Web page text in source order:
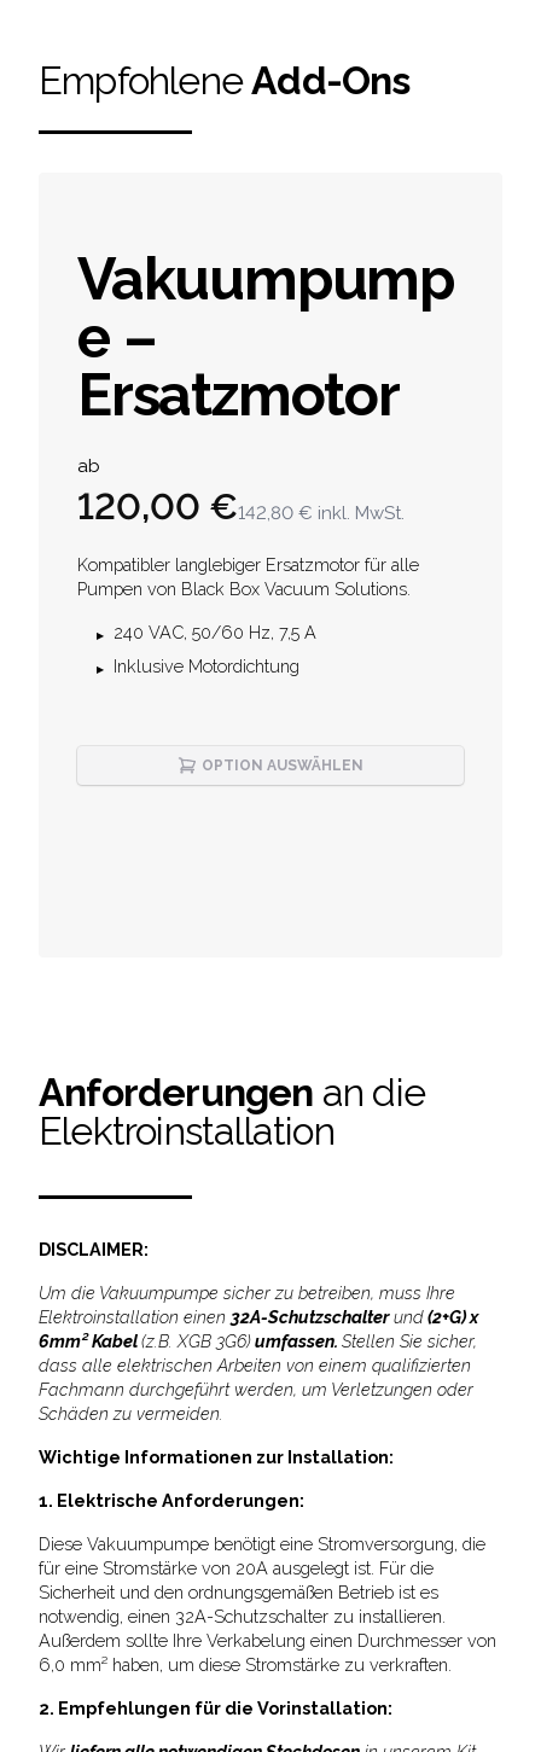
EmpfohleneAdd-Ons
Vakuumpump
e –
Ersatzmotor
Product information
ab
120,00 €142,80 € inkl. MwSt.
Description
Kompatibler langlebiger Ersatzmotor für alle
Pumpen von Black Box Vacuum Solutions.
240 VAC, 50/60 Hz, 7,5 A
Inklusive Motordichtung
OPTION AUSWÄHLEN
Anforderungen an die
Elektroinstallation
DISCLAIMER:
Um die Vakuumpumpe sicher zu betreiben, muss Ihre
Elektroinstallation einen 32A-Schutzschalterund(2+G) x
6mm² Kabel(z.B. XGB 3G6)umfassen. Stellen Sie sicher,
dass alle elektrischen Arbeiten von einem qualifizierten
Fachmann durchgeführt werden, um Verletzungen oder
Schäden zu vermeiden.
Wichtige Informationen zur Installation:
1. Elektrische Anforderungen:
Diese Vakuumpumpe benötigt eine Stromversorgung, die
für eine Stromstärke von 20A ausgelegt ist. Für die
Sicherheit und den ordnungsgemäßen Betrieb ist es
notwendig, einen 32A-Schutzschalter zu installieren.
Außerdem sollte Ihre Verkabelung einen Durchmesser von
6,0 mm² haben, um diese Stromstärke zu verkraften.
2. Empfehlungen für die Vorinstallation: